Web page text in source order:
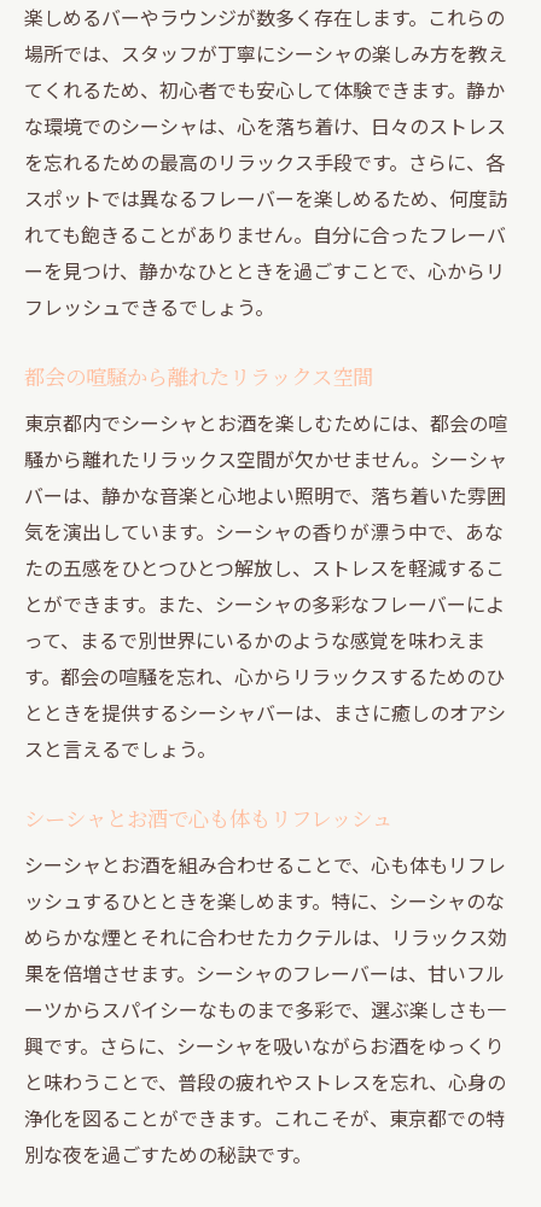
楽しめるバーやラウンジが数多く存在します。これらの
場所では、スタッフが丁寧にシーシャの楽しみ方を教え
てくれるため、初心者でも安心して体験できます。静か
な環境でのシーシャは、心を落ち着け、日々のストレス
を忘れるための最高のリラックス手段です。さらに、各
スポットでは異なるフレーバーを楽しめるため、何度訪
れても飽きることがありません。自分に合ったフレーバ
ーを見つけ、静かなひとときを過ごすことで、心からリ
フレッシュできるでしょう。
都会の喧騒から離れたリラックス空間
東京都内でシーシャとお酒を楽しむためには、都会の喧
騒から離れたリラックス空間が欠かせません。シーシャ
バーは、静かな音楽と心地よい照明で、落ち着いた雰囲
気を演出しています。シーシャの香りが漂う中で、あな
たの五感をひとつひとつ解放し、ストレスを軽減するこ
とができます。また、シーシャの多彩なフレーバーによ
って、まるで別世界にいるかのような感覚を味わえま
す。都会の喧騒を忘れ、心からリラックスするためのひ
とときを提供するシーシャバーは、まさに癒しのオアシ
スと言えるでしょう。
シーシャとお酒で心も体もリフレッシュ
シーシャとお酒を組み合わせることで、心も体もリフレ
ッシュするひとときを楽しめます。特に、シーシャのな
めらかな煙とそれに合わせたカクテルは、リラックス効
果を倍増させます。シーシャのフレーバーは、甘いフル
ーツからスパイシーなものまで多彩で、選ぶ楽しさも一
興です。さらに、シーシャを吸いながらお酒をゆっくり
と味わうことで、普段の疲れやストレスを忘れ、心身の
浄化を図ることができます。これこそが、東京都での特
別な夜を過ごすための秘訣です。